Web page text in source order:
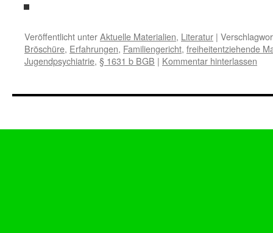
Veröffentlicht unterAktuelle Materialien, Literatur |
Bröschüre, Erfahrungen, Familiengericht, freiheitentziehende
Jugendpsychiatrie, § 1631 b BGB | Kommentar hinterlassen